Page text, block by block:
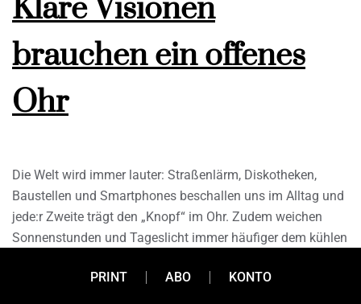
Klare Visionen
brauchen ein offenes
Ohr
Die Welt wird immer lauter: Straßenlärm, Diskotheken,
Baustellen und Smartphones beschallen uns im Alltag und
jede:r Zweite trägt den „Knopf“ im Ohr. Zudem weichen
Sonnenstunden und Tageslicht immer häufiger dem kühlen
goldenen Zeiten für Optik- und Akustikdienstleister. Oder?
PRINT ABO KONTO